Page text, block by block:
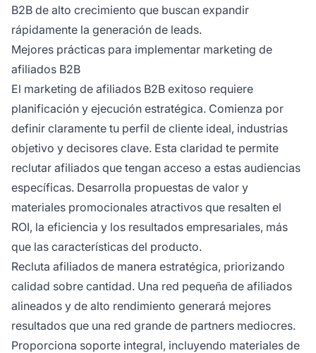
B2B de alto crecimiento que buscan expandir
rápidamente la generación de leads.
Mejores prácticas para implementar marketing de
afiliados B2B
El marketing de afiliados B2B exitoso requiere
planificación y ejecución estratégica. Comienza por
definir claramente tu perfil de cliente ideal, industrias
objetivo y decisores clave. Esta claridad te permite
reclutar afiliados que tengan acceso a estas audiencias
específicas. Desarrolla propuestas de valor y
materiales promocionales atractivos que resalten el
ROI, la eficiencia y los resultados empresariales, más
que las características del producto.
Recluta afiliados de manera estratégica, priorizando
calidad sobre cantidad. Una red pequeña de afiliados
alineados y de alto rendimiento generará mejores
resultados que una red grande de partners mediocres.
Proporciona soporte integral, incluyendo materiales de